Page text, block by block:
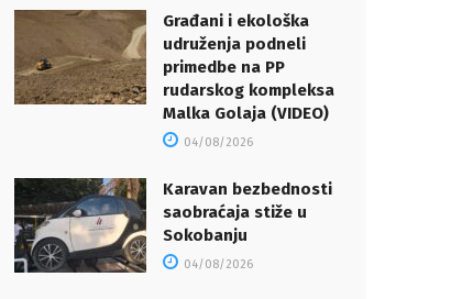
Građani i ekološka
udruženja podneli
primedbe na PP
rudarskog kompleksa
Malka Golaja (VIDEO)
04/08/2026
Karavan bezbednosti
saobraćaja stiže u
Sokobanju
04/08/2026